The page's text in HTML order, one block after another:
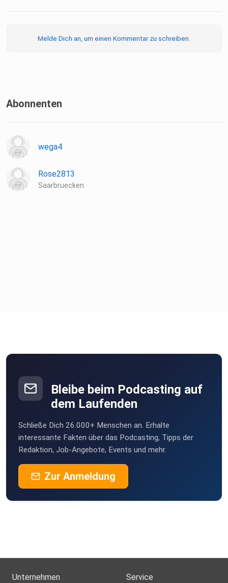
Melde Dich an, um einen Kommentar zu schreiben.
Abonnenten
wega4
Rose2813
Saarbruecken
Bleibe beim Podcasting auf
dem Laufenden
Schließe Dich 26.000+ Menschen an. Erhalte
interessante Fakten über das Podcasting, Tipps der
Redaktion, Job-Angebote, Events und mehr.
Zur Anmeldung
Unternehmen Service